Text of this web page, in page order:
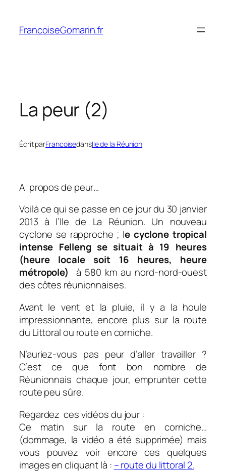
contenu
FrancoiseGomarin.fr
La peur (2)
Écrit parFrancoisedansIle de la Réunion
A propos de peur…
Voilà ce qui se passe en ce jour du 30 janvier
2013 à l’Ile de La Réunion. Un nouveau
cyclone se rapproche ; le cyclone tropical
intense Felleng se situait à 19 heures
(heure locale soit 16 heures, heure
métropole)
à 580 km au nord-nord-ouest
des côtes réunionnaises.
Avant le vent et la pluie, il y a la houle
impressionnante, encore plus sur la route
du Littoral ou route en corniche.
N’auriez-vous pas peur d’aller travailler ?
C’est ce que font bon nombre de
Réunionnais chaque jour, emprunter cette
route peu sûre.
Regardez ces vidéos du jour :
Ce matin sur la route en corniche…
(dommage, la vidéo a été supprimée) mais
vous pouvez voir encore ces quelques
images en cliquant là : – route du littoral 2.